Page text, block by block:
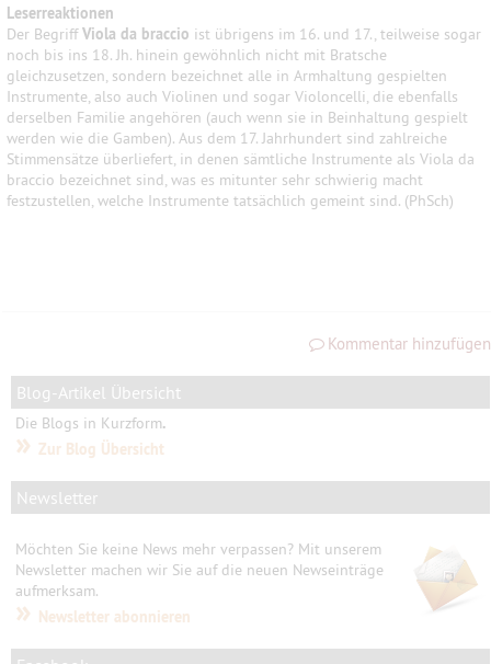
Leserreaktionen
Der BegriffViola da braccio ist übrigens im 16. und 17., teilweise sogar
noch bis ins 18. Jh. hinein gewöhnlich nicht mit Bratsche
gleichzusetzen, sondern bezeichnet alle in Armhaltung gespielten
Instrumente, also auch Violinen und sogar Violoncelli, die ebenfalls
derselben Familie angehören (auch wenn sie in Beinhaltung gespielt
werden wie die Gamben). Aus dem 17. Jahrhundert sind zahlreiche
Stimmensätze überliefert, in denen sämtliche Instrumente als Viola da
braccio bezeichnet sind, was es mitunter sehr schwierig macht
festzustellen, welche Instrumente tatsächlich gemeint sind. (PhSch)
Kommentar hinzufügen
Blog-Artikel Übersicht
Die Blogs in Kurzform.
» Zur Blog Übersicht
Newsletter
Möchten Sie keine News mehr verpassen? Mit unserem
Newsletter machen wir Sie auf die neuen Newseinträge
aufmerksam.
» Newsletter abonnieren